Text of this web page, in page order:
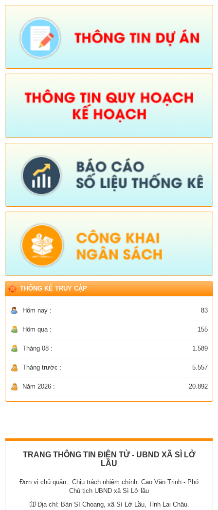
THỐNG KÊ TRUY CẬP
Hôm nay : 83
Hôm qua : 155
Tháng 08 : 1.589
Tháng trước : 5.557
Năm 2026 : 20.892
TRANG THÔNG TIN ĐIỆN TỬ - UBND XÃ SÌ LỞ
LẦU
Đơn vị chủ quản : Chịu trách nhiệm chính: Cao Văn Trinh - Phó
Chủ tịch UBND xã Sì Lở lầu
Địa chỉ: Bản Sì Choang, xã Sì Lở Lầu, Tỉnh Lai Châu.